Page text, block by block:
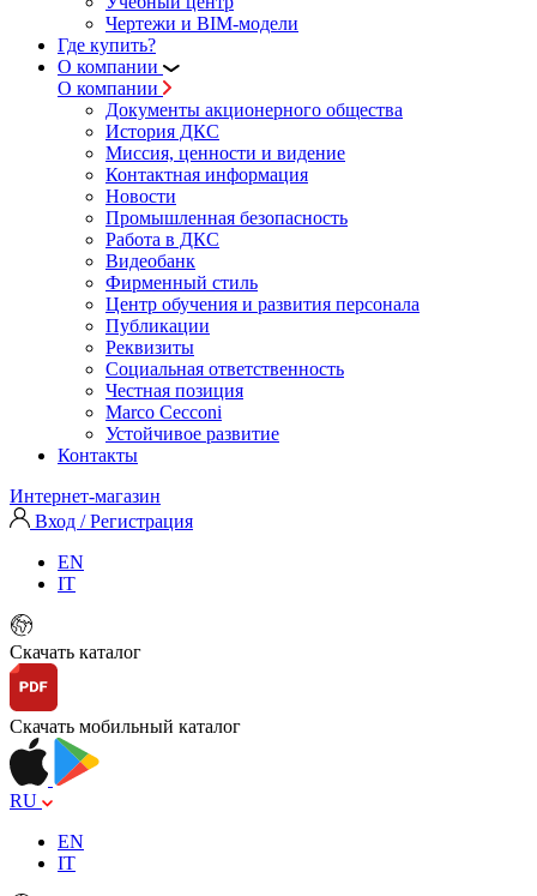
Чертежи и BIM-модели
Где купить?
О компании
О компании
Документы акционерного общества
История ДКС
Миссия, ценности и видение
Контактная информация
Новости
Промышленная безопасность
Работа в ДКС
Видеобанк
Фирменный стиль
Центр обучения и развития персонала
Публикации
Реквизиты
Социальная ответственность
Честная позиция
Marco Cecconi
Устойчивое развитие
Контакты
Интернет-магазин
Вход / Регистрация
EN
IT
Скачать каталог
Скачать мобильный каталог
RU
EN
IT